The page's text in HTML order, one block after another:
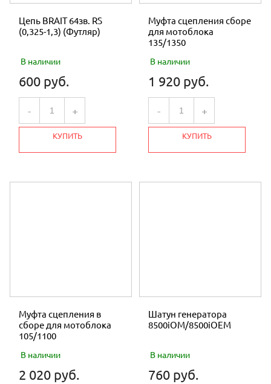
Цепь BRAIT 64зв. RS
(0,325-1,3) (Футляр)
В наличии
600 руб.
- +
КУПИТЬ
Муфта сцепления сборе
для мотоблока
135/1350
В наличии
1 920 руб.
- +
КУПИТЬ
Муфта сцепления в
сборе для мотоблока
105/1100
В наличии
2 020 руб.
Шатун генератора
8500iOM/8500iOEM
В наличии
760 руб.